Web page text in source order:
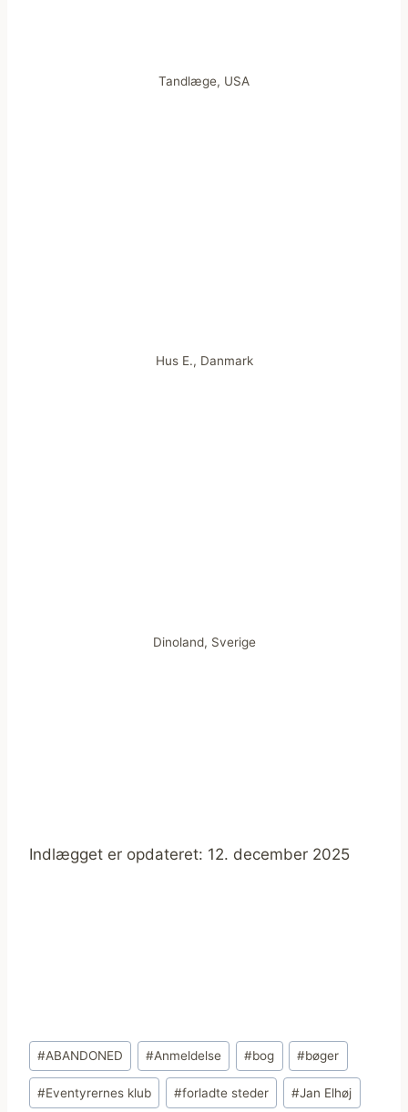
Tandlæge, USA
Hus E., Danmark
Dinoland, Sverige
Indlægget er opdateret: 12. december 2025
Indlæg-
tags:
#ABANDONED #Anmeldelse #bog #bøger
#Eventyrernes klub #forladte steder #Jan Elhøj